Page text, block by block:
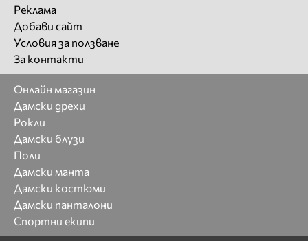
Реклама
Добави сайт
Условия за ползване
За контакти
Онлайн магазин
Дамски дрехи
Рокли
Дамски блузи
Поли
Дамски манта
Дамски костюми
Дамски панталони
Спортни екипи